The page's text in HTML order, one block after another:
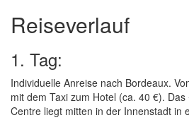
Reiseverlauf
1. Tag:
Individuelle Anreise nach Bordeaux.
mit dem Taxi zum Hotel (ca. 40 €).
Centre liegt mitten in der Innenstadt in